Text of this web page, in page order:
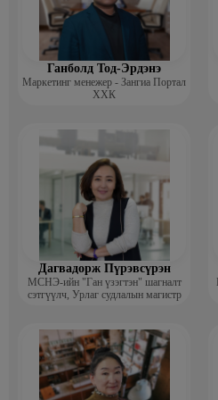
Ганболд Тод-Эрдэнэ
Маркетинг менежер - Зангиа Портал
ХХК
Дагвадорж Пүрэвсүрэн
МСНЭ-ийн "Ган үзэгтэн" шагналт
сэтгүүлч, Урлаг судлалын магистр